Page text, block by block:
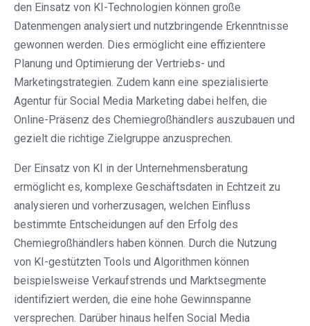
den Einsatz von KI-Technologien können große
Datenmengen analysiert und nutzbringende Erkenntnisse
gewonnen werden. Dies ermöglicht eine effizientere
Planung und Optimierung der Vertriebs- und
Marketingstrategien. Zudem kann eine spezialisierte
Agentur für Social Media Marketing dabei helfen, die
Online-Präsenz des Chemiegroßhändlers auszubauen und
gezielt die richtige Zielgruppe anzusprechen.
Der Einsatz von KI in der Unternehmensberatung
ermöglicht es, komplexe Geschäftsdaten in Echtzeit zu
analysieren und vorherzusagen, welchen Einfluss
bestimmte Entscheidungen auf den Erfolg des
Chemiegroßhändlers haben können. Durch die Nutzung
von KI-gestützten Tools und Algorithmen können
beispielsweise Verkaufstrends und Marktsegmente
identifiziert werden, die eine hohe Gewinnspanne
versprechen. Darüber hinaus helfen Social Media